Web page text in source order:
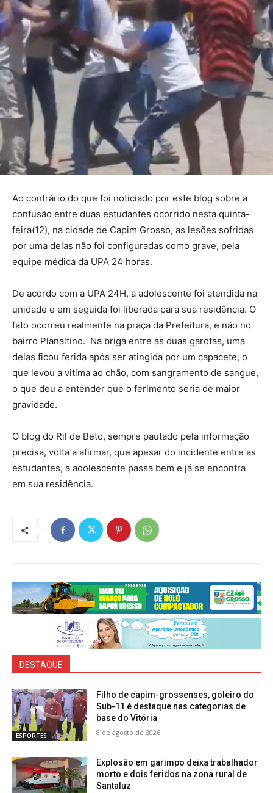
Ao contrário do que foi noticiado por este blog sobre a
confusão entre duas estudantes ocorrido nesta quinta-
feira(12), na cidade de Capim Grosso, as lesões sofridas
por uma delas não foi configuradas como grave, pela
equipe médica da UPA 24 horas.
De acordo com a UPA 24H, a adolescente foi atendida na
unidade e em seguida foi liberada para sua residência. O
fato ocorreu realmente na praça da Prefeitura, e não no
bairro Planaltino. Na briga entre as duas garotas, uma
delas ficou ferida após ser atingida por um capacete, o
que levou a vitima ao chão, com sangramento de sangue,
o que deu a entender que o ferimento seria de maior
gravidade.
O blog do Ril de Beto, sempre pautado pela informação
precisa, volta a afirmar, que apesar do incidente entre as
estudantes, a adolescente passa bem e já se encontra
em sua residência.
DESTAQUE
ESPORTES
Filho de capim-grossenses, goleiro do
Sub-11 é destaque nas categorias de
base do Vitória
8 de agosto de 2026
Explosão em garimpo deixa trabalhador
morto e dois feridos na zona rural de
Santaluz